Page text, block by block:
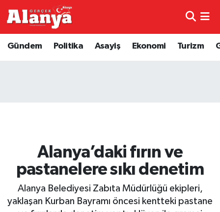
Gündem Politika Asayiş Ekonomi Turizm
Alanya’daki fırın ve
pastanelere sıkı denetim
Alanya Belediyesi Zabıta Müdürlüğü ekipleri,
yaklaşan Kurban Bayramı öncesi kentteki pastane
Genel
Diğer
Dünya
Trafik Durumu
Haber Arşivi